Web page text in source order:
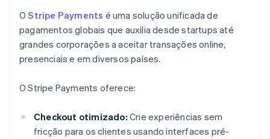
OStripe Payments é uma solução unificada de
pagamentos globais que auxilia desde startups até
grandes corporações a aceitar transações online,
presenciais e em diversos países.
O Stripe Payments oferece:
Checkout otimizado: Crie experiências sem
fricção para os clientes usando interfaces pré-